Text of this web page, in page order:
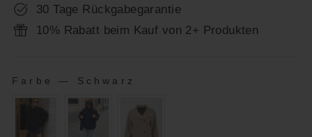
30 Tage Rückgabegarantie
10% Rabatt beim Kauf von 2+ Produkten
Farbe — Schwarz